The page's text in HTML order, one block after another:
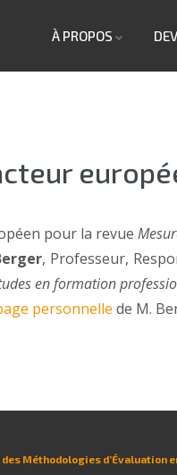
À PROPOS
pour la revue
, Professeur,
en formation
personnelle de M.
Méthodologies d’Évaluation